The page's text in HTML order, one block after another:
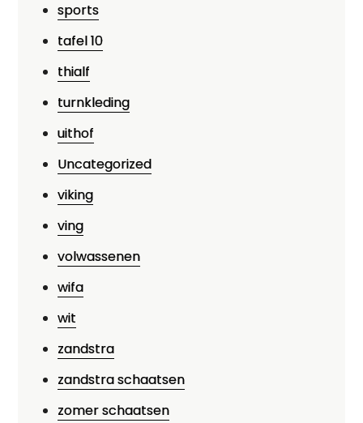
sports
tafel 10
thialf
turnkleding
uithof
Uncategorized
viking
ving
volwassenen
wifa
wit
zandstra
zandstra schaatsen
zomer schaatsen